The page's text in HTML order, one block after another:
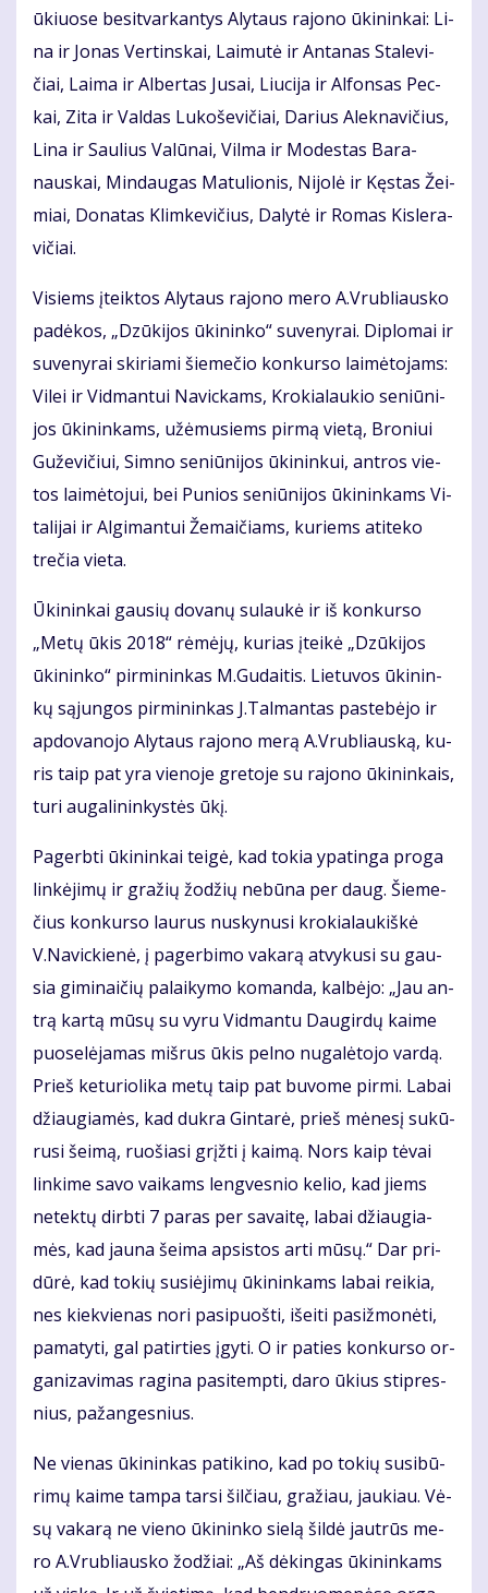
ūkiuo­se be­si­tvar­kan­tys Aly­taus ra­jo­no ūki­nin­kai: Li­
na ir Jo­nas Ver­tins­kai, Lai­mu­tė ir An­ta­nas Sta­le­vi­
čiai, Lai­ma ir Al­ber­tas Ju­sai, Liu­ci­ja ir Al­fon­sas Pec­
kai, Zi­ta ir Val­das Lu­ko­še­vi­čiai, Da­rius Alek­na­vi­čius,
Li­na ir Sau­lius Va­lū­nai, Vil­ma ir Mo­des­tas Ba­ra­
naus­kai, Min­dau­gas Ma­tu­lio­nis, Ni­jo­lė ir Kęs­tas Žei­
miai, Do­na­tas Klim­ke­vi­čius, Da­ly­tė ir Ro­mas Kis­le­ra­
vi­čiai.
Vi­siems įteik­tos Aly­taus ra­jo­no me­ro A.Vrub­liaus­ko
pa­dė­kos, „Dzū­ki­jos ūki­nin­ko“ su­ve­ny­rai. Di­plo­mai ir
su­ve­ny­rai ski­ria­mi šie­me­čio kon­kur­so lai­mė­to­jams:
Vi­lei ir Vid­man­tui Na­vic­kams, Kro­kia­lau­kio se­niū­ni­
jos ūki­nin­kams, už­ėmu­siems pir­mą vie­tą, Bro­niui
Gu­že­vi­čiui, Sim­no se­niū­ni­jos ūki­nin­kui, ant­ros vie­
tos lai­mė­to­jui, bei Pu­nios se­niū­ni­jos ūki­nin­kams Vi­
ta­li­jai ir Al­gi­man­tui Že­mai­čiams, ku­riems ati­te­ko
tre­čia vie­ta.
Ūki­nin­kai gau­sių do­va­nų su­lau­kė ir iš kon­kur­so
„Me­tų ūkis 2018“ rė­mė­jų, ku­rias įtei­kė „Dzū­ki­jos
ūki­nin­ko“ pir­mi­nin­kas M.Gu­dai­tis. Lie­tu­vos ūki­nin­
kų są­jun­gos pir­mi­nin­kas J.Tal­man­tas pa­ste­bė­jo ir
ap­do­va­no­jo Aly­taus ra­jo­no me­rą A.Vrub­liaus­ką, ku­
ris taip pat yra vie­no­je gre­to­je su ra­jo­no ūki­nin­kais,
tu­ri au­ga­li­nin­kys­tės ūkį.
Pa­gerb­ti ūki­nin­kai tei­gė, kad to­kia ypa­tin­ga pro­ga
lin­kė­ji­mų ir gra­žių žo­džių ne­bū­na per daug. Šie­me­
čius kon­kur­so lau­rus nu­sky­nu­si kro­kia­lau­kiš­kė
V.Na­vic­kie­nė, į pa­ger­bi­mo va­ka­rą at­vy­ku­si su gau­
sia gi­mi­nai­čių pa­lai­ky­mo ko­man­da, kal­bė­jo: „Jau an­
trą kar­tą mū­sų su vy­ru Vid­man­tu Dau­gir­dų kai­me
puo­se­lė­ja­mas miš­rus ūkis pel­no nu­ga­lė­to­jo var­dą.
Prieš ke­tu­rio­li­ka me­tų taip pat bu­vo­me pir­mi. La­bai
džiau­gia­mės, kad duk­ra Gin­ta­rė, prieš mė­ne­sį su­kū­
ru­si šei­mą, ruo­šia­si grįž­ti į kai­mą. Nors kaip tė­vai
lin­ki­me sa­vo vai­kams leng­ves­nio ke­lio, kad jiems
ne­tek­tų dirb­ti 7 pa­ras per sa­vai­tę, la­bai džiau­gia­
mės, kad jau­na šei­ma ap­si­stos ar­ti mū­sų.“ Dar pri­
dū­rė, kad to­kių su­si­ė­ji­mų ūki­nin­kams la­bai rei­kia,
nes kiek­vie­nas no­ri pa­si­puoš­ti, iš­ei­ti pa­si­žmo­nė­ti,
pa­ma­ty­ti, gal pa­tir­ties įgy­ti. O ir pa­ties kon­kur­so or­
ga­ni­za­vi­mas ra­gi­na pa­si­temp­ti, da­ro ūkius stip­res­
nius, pa­žan­ges­nius.
Ne vie­nas ūki­nin­kas pa­ti­ki­no, kad po to­kių su­si­bū­
ri­mų kai­me tam­pa tar­si šil­čiau, gra­žiau, jau­kiau. Vė­
sų va­ka­rą ne vie­no ūki­nin­ko sie­lą šil­dė jaut­rūs me­
ro A.Vrub­liaus­ko žo­džiai: „Aš dė­kin­gas ūki­nin­kams